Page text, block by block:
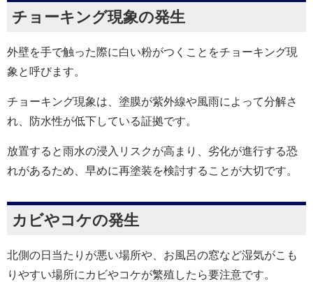
チョーキング現象の発生
外壁を手で触った際に白い粉がつくことをチョーキング現
象と呼びます。
チョーキング現象は、塗膜が紫外線や風雨によって分解さ
れ、防水性が低下している証拠です。
放置すると雨水の浸入リスクが高まり、劣化が進行する恐
れがあるため、早めに再塗装を検討することが大切です。
カビやコケの発生
北側の日当たりが悪い場所や、お風呂の窓など湿気がこも
りやすい場所にカビやコケが繁殖したら要注意です。